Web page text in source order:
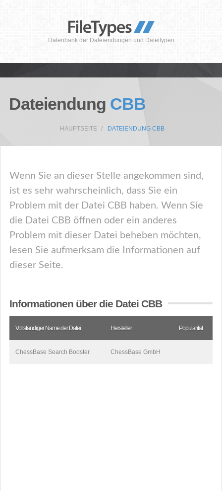
Datenbank der Dateiendungen und Dateitypen
Dateiendung CBB
HAUPTSEITE DATEIENDUNG CBB
Wenn Sie an dieser Stelle angekommen sind,
ist es sehr wahrscheinlich, dass Sie ein
Problem mit der Datei CBB haben. Wenn Sie
die Datei CBB öffnen oder ein anderes
Problem mit dieser Datei beheben möchten,
lesen Sie aufmerksam die Informationen auf
dieser Seite.
Informationen über die Datei CBB
Vollständiger Name der Datei Hersteller Popularität
ChessBase Search Booster ChessBase GmbH